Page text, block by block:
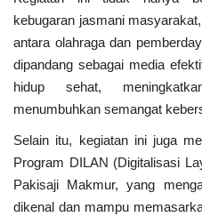
kebugaran jasmani
antara olahraga dan
dipandang sebagai media
hidup sehat,
menumbuhkan semangat
Selain itu, kegiatan ini juga
Program DILAN (Digitalisasi
Pakisaji Makmur, yang
dikenal dan mampu